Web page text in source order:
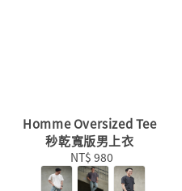
Homme Oversized Tee
秒乾寬版男上衣
Regular
price
NT$ 980